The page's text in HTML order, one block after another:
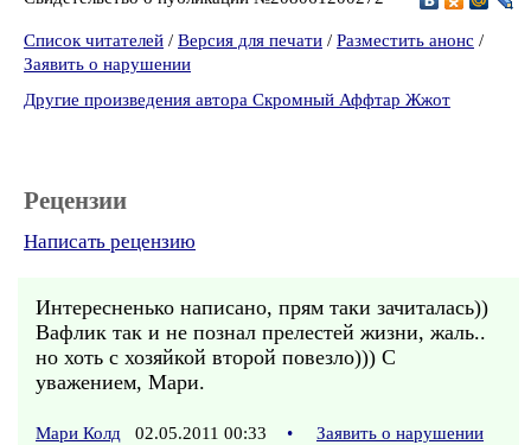
Список читателей / Версия для печати / Разместить анонс /
Заявить о нарушении
Другие произведения автора Скромный Аффтар Жжот
Рецензии
Написать рецензию
Интересненько написано, прям таки зачиталась))
Вафлик так и не познал прелестей жизни, жаль..
но хоть с хозяйкой второй повезло))) С
уважением, Мари.
Мари Колд 02.05.2011 00:33 • Заявить о нарушении